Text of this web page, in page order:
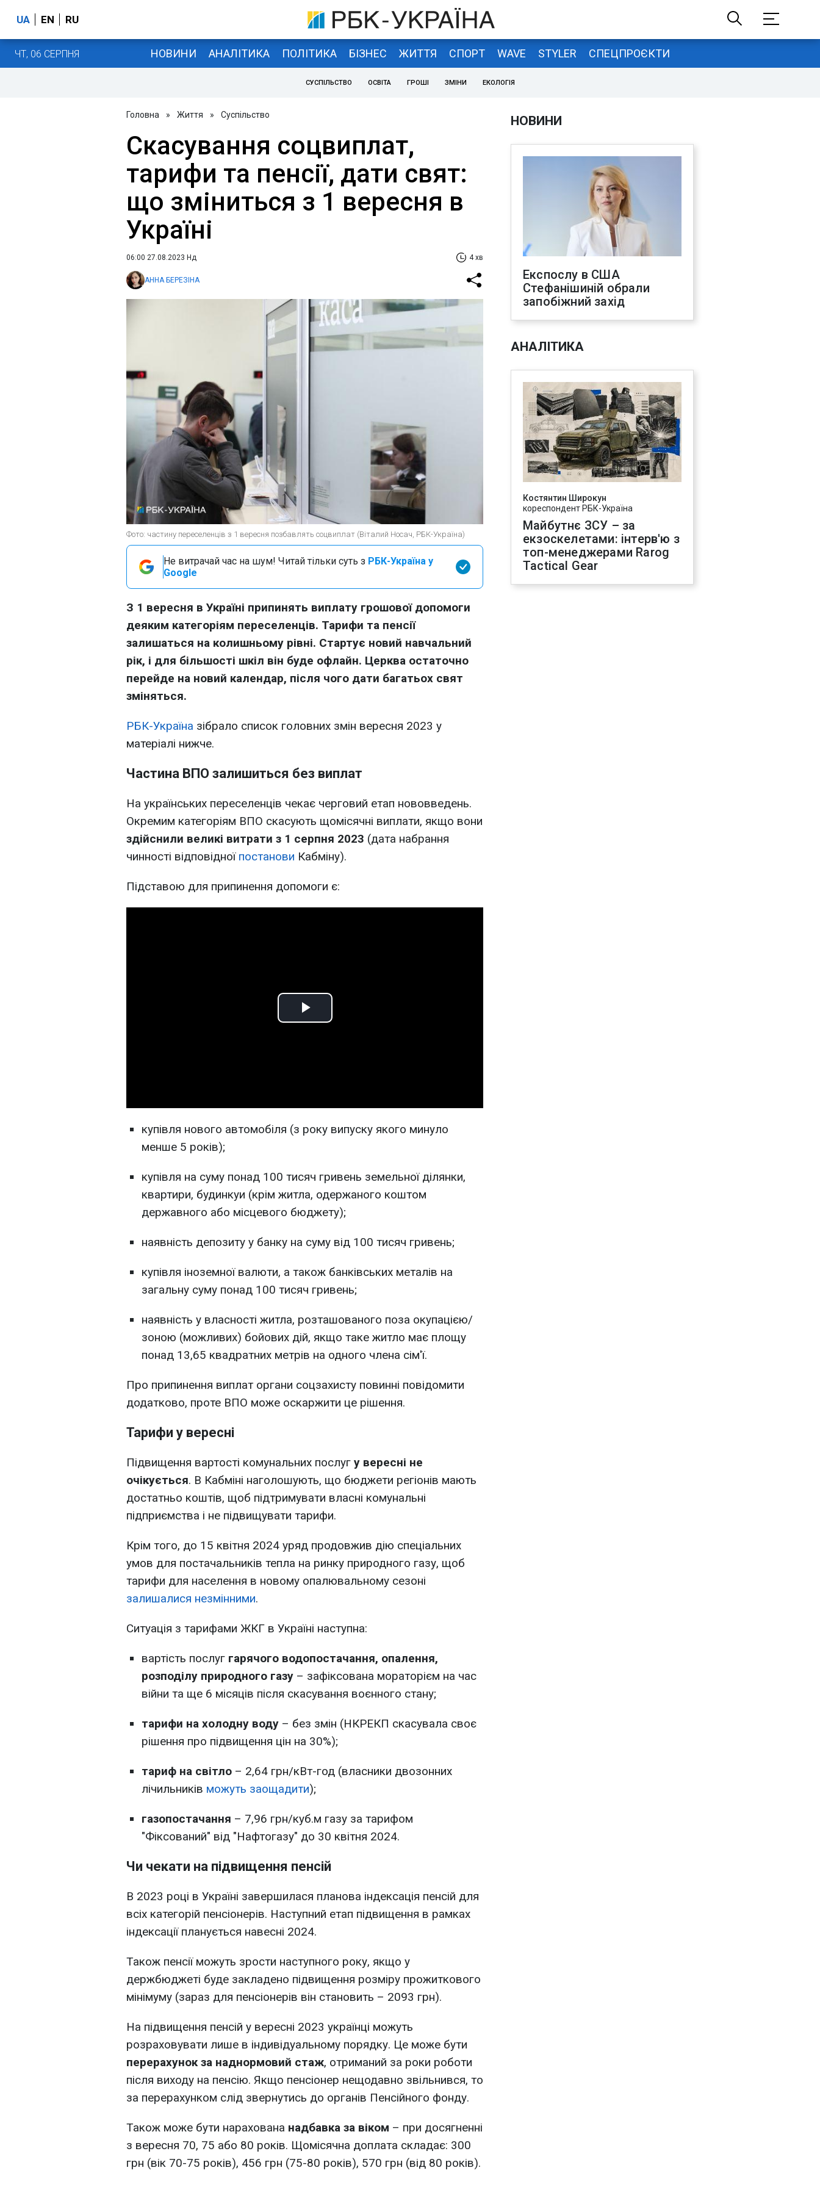
UA EN RU
ЧТ, 06 СЕРПНЯ НОВИНИ АНАЛІТИКА ПОЛІТИКА БІЗНЕС ЖИТТЯ СПОРТ WAVE STYLER СПЕЦПРОЄКТИ
СУСПІЛЬСТВО ОСВІТА ГРОШІ ЗМІНИ ЕКОЛОГІЯ
Головна » Життя » Суспільство
Скасування соцвиплат,
тарифи та пенсії, дати свят:
що зміниться з 1 вересня в
Україні
06:00 27.08.2023 Нд 4 хв
АННА БЕРЕЗІНА
Фото: частину переселенців з 1 вересня позбавлять соцвиплат (Віталий Носач, РБК-Україна)
Не витрачай час на шум! Читай тільки суть з РБК-Україна у
Google
З 1 вересня в Україні припинять виплату грошової допомоги
деяким категоріям переселенців. Тарифи та пенсії
залишаться на колишньому рівні. Стартує новий навчальний
рік, і для більшості шкіл він буде офлайн. Церква остаточно
перейде на новий календар, після чого дати багатьох свят
зміняться.
РБК-Україна зібрало список головних змін вересня 2023 у
матеріалі нижче.
Частина ВПО залишиться без виплат
На українських переселенців чекає черговий етап нововведень.
Окремим категоріям ВПО скасують щомісячні виплати, якщо вони
здійснили великі витрати з 1 серпня 2023 (дата набрання
чинності відповідної постанови Кабміну).
Підставою для припинення допомоги є:
Play
купівля нового автомобіля (з року випуску якого минуло
менше 5 років);
купівля на суму понад 100 тисяч гривень земельної ділянки,
квартири, будинкуи (крім житла, одержаного коштом
державного або місцевого бюджету);
наявність депозиту у банку на суму від 100 тисяч гривень;
купівля іноземної валюти, а також банківських металів на
загальну суму понад 100 тисяч гривень;
наявність у власності житла, розташованого поза окупацією/
зоною (можливих) бойових дій, якщо таке житло має площу
понад 13,65 квадратних метрів на одного члена сім'ї.
Про припинення виплат органи соцзахисту повинні повідомити
додатково, проте ВПО може оскаржити це рішення.
Тарифи у вересні
Підвищення вартості комунальних послуг у вересні не
очікується. В Кабміні наголошують, що бюджети регіонів мають
достатньо коштів, щоб підтримувати власні комунальні
підприємства і не підвищувати тарифи.
Крім того, до 15 квітня 2024 уряд продовжив дію спеціальних
умов для постачальників тепла на ринку природного газу, щоб
тарифи для населення в новому опалювальному сезоні
залишалися незмінними.
Ситуація з тарифами ЖКГ в Україні наступна:
вартість послуг гарячого водопостачання, опалення,
розподілу природного газу – зафіксована мораторієм на час
війни та ще 6 місяців після скасування воєнного стану;
тарифи на холодну воду – без змін (НКРЕКП скасувала своє
рішення про підвищення цін на 30%);
тариф на світло – 2,64 грн/кВт-год (власники двозонних
лічильників можуть заощадити);
газопостачання – 7,96 грн/куб.м газу за тарифом
"Фіксований" від "Нафтогазу" до 30 квітня 2024.
Чи чекати на підвищення пенсій
В 2023 році в Україні завершилася планова індексація пенсій для
всіх категорій пенсіонерів. Наступний етап підвищення в рамках
індексації планується навесні 2024.
Також пенсії можуть зрости наступного року, якщо у
держбюджеті буде закладено підвищення розміру прожиткового
мінімуму (зараз для пенсіонерів він становить – 2093 грн).
На підвищення пенсій у вересні 2023 українці можуть
розраховувати лише в індивідуальному порядку. Це може бути
перерахунок за наднормовий стаж, отриманий за роки роботи
після виходу на пенсію. Якщо пенсіонер нещодавно звільнився, то
за перерахунком слід звернутись до органів Пенсійного фонду.
Також може бути нарахована надбавка за віком – при досягненні
з вересня 70, 75 або 80 років. Щомісячна доплата складає: 300
грн (вік 70-75 років), 456 грн (75-80 років), 570 грн (від 80 років).
НОВИНИ
Експослу в США
Стефанішиній обрали
запобіжний захід
АНАЛІТИКА
Костянтин Широкун
кореспондент РБК-Україна
Майбутнє ЗСУ – за
екзоскелетами: інтерв'ю з
топ-менеджерами Rarog
Tactical Gear